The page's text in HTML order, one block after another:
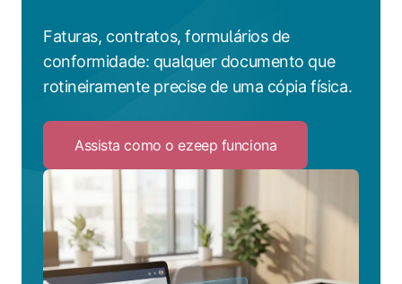
Faturas, contratos, formulários de
conformidade: qualquer documento que
rotineiramente precise de uma cópia física.
Assista como o ezeep funciona
to
Assista
o
ezeep
funciona